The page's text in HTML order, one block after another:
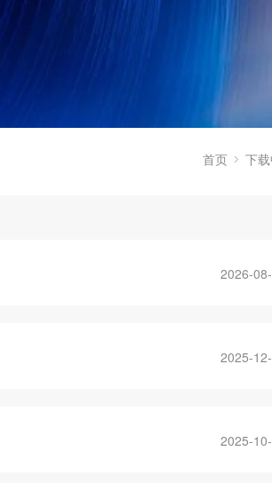
首页 下
2026-
2025-
2025-